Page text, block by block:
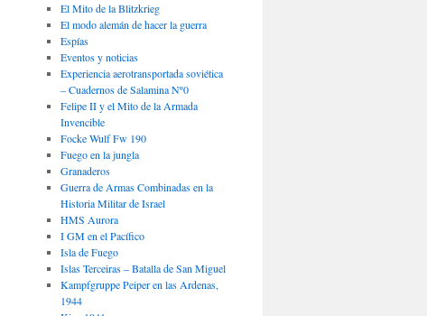
El Mito de la Blitzkrieg
El modo alemán de hacer la guerra
Espías
Eventos y noticias
Experiencia aerotransportada soviética
– Cuadernos de Salamina Nº0
Felipe II y el Mito de la Armada
Invencible
Focke Wulf Fw 190
Fuego en la jungla
Granaderos
Guerra de Armas Combinadas en la
Historia Militar de Israel
HMS Aurora
I GM en el Pacífico
Isla de Fuego
Islas Terceiras – Batalla de San Miguel
Kampfgruppe Peiper en las Ardenas,
1944